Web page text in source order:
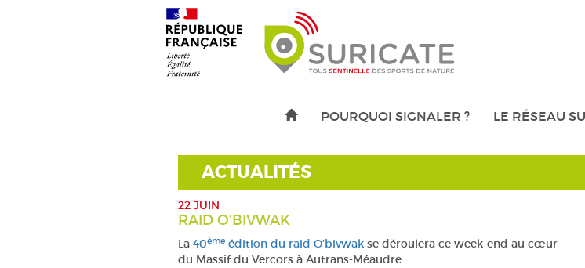
POURQUOI SIGNALER ? LE RÉSEAU
ACTUALITÉS
22 JUIN
RAID O'BIVWAK
La 40ème édition du raid O’bivwak se déroulera ce week-end au cœur
du Massif du Vercors à Autrans-Méaudre.